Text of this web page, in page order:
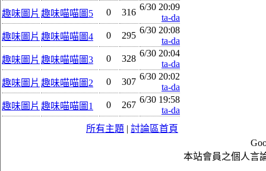
趣味圖片 趣味喵喵圖5 0 316
6/30 20:09
ta-da
趣味圖片 趣味喵喵圖4 0 295
6/30 20:08
ta-da
趣味圖片 趣味喵喵圖3 0 328
6/30 20:04
ta-da
趣味圖片 趣味喵喵圖2 0 307
6/30 20:02
ta-da
趣味圖片 趣味喵喵圖1 0 267
6/30 19:58
ta-da
所有主題 | 討論區首頁
本站會員之個人言